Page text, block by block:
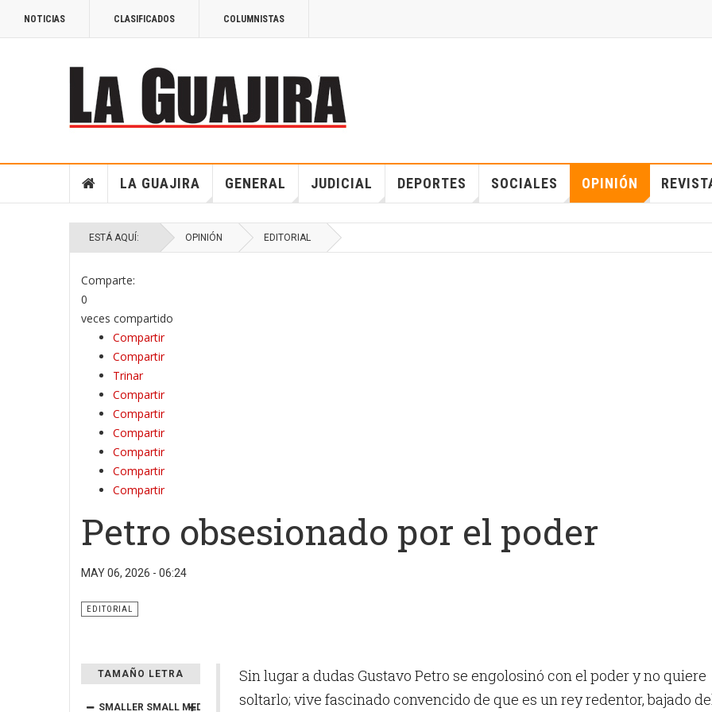
NOTICIAS CLASIFICADOS COLUMNISTAS
LA GUAJIRA GENERAL JUDICIAL DEPORTES SOCIALES OPINIÓN
ESTÁ AQUÍ: OPINIÓN EDITORIAL
Comparte:
0
veces compartido
Compartir
Compartir
Trinar
Compartir
Compartir
Compartir
Compartir
Compartir
Compartir
Petro obsesionado por el poder
MAY 06, 2026 - 06:24
EDITORIAL
TAMAÑO LETRA
SMALLER SMALL MEDIUM BIG BIGGER
Sin lugar a dudas Gustavo Petro se engolosinó con el poder y no quiere
soltarlo; vive fascinado convencido de que es un rey redentor, bajado